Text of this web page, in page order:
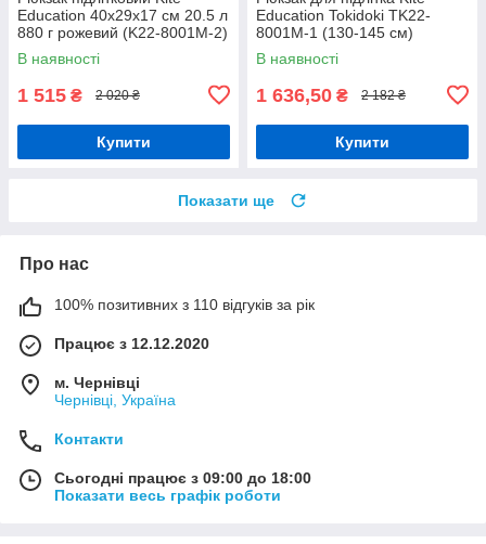
Education 40х29х17 см 20.5 л
880 г рожевий (K22-8001M-2)
В наявності
1 515 ₴ 2 020 ₴
Купити
Education Tokidoki TK22-
8001M-1 (130-145 см)
В наявності
1 636,50 ₴ 2 182 ₴
Купити
Показати ще
Про нас
100% позитивних з 110 відгуків за рік
Працює з 12.12.2020
м. Чернівці
Чернівці, Україна
Контакти
Сьогодні працює з 09:00 до 18:00
Показати весь графік роботи